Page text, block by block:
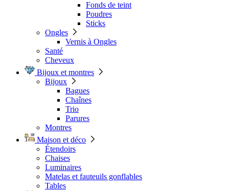
Fonds de teint
Poudres
Sticks
Ongles
Vernis à Ongles
Santé
Cheveux
Bijoux et montres
Bijoux
Bagues
Chaînes
Trio
Parures
Montres
Maison et déco
Étendoirs
Chaises
Luminaires
Matelas et fauteuils gonflables
Tables